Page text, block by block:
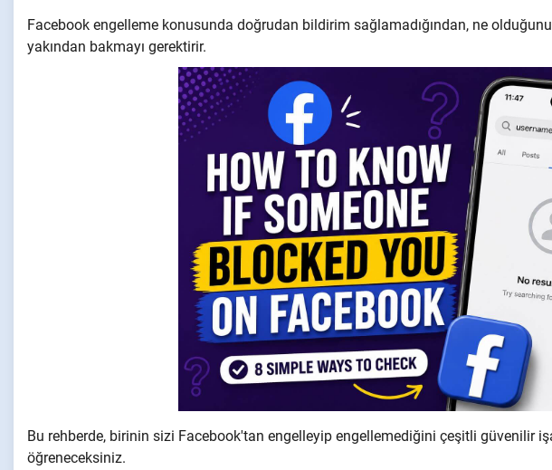
Facebook engelleme konusunda doğrudan bildirim sağlamadığından, ne
yakından bakmayı gerektirir.
Bu rehberde, birinin sizi Facebook'tan engelleyip engellemediğini çeşitli güvenilir
öğreneceksiniz.